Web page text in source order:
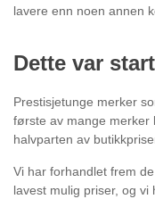
lavere enn noen annen
Dette var
Prestisjetunge merker
første av mange merker
halvparten av
Vi har forhandlet frem
lavest mulig priser, og